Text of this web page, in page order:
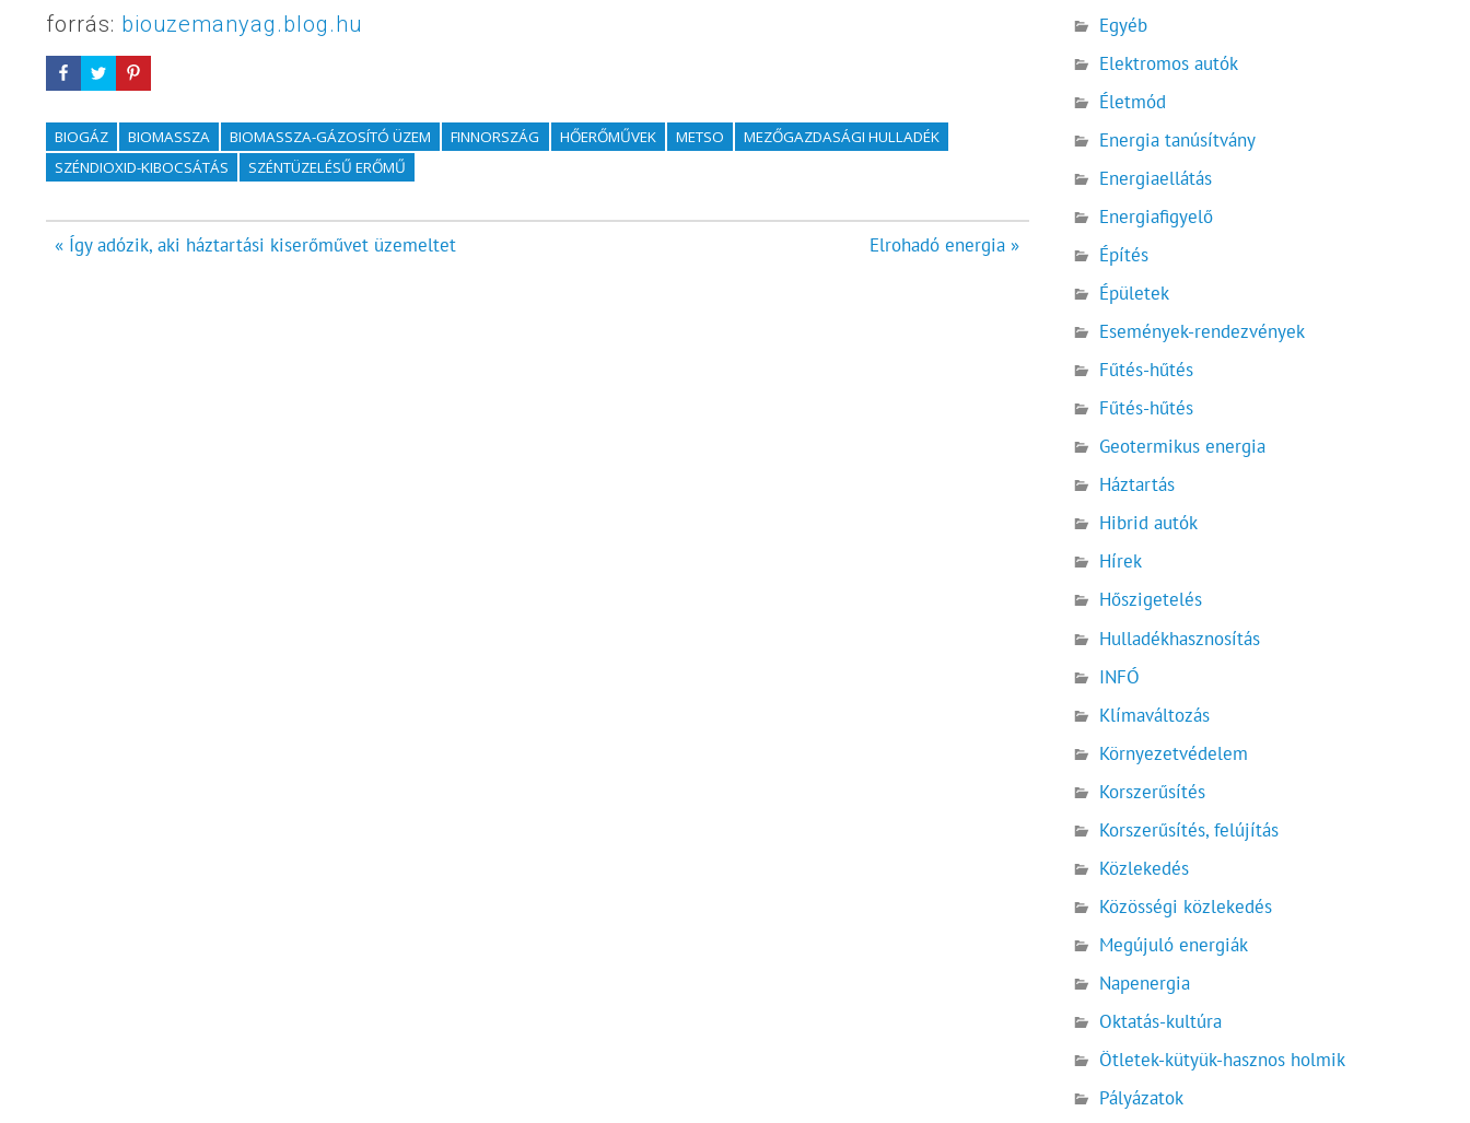
forrás: biouzemanyag.blog.hu
BIOGÁZ BIOMASSZA BIOMASSZA-GÁZOSÍTÓ ÜZEM FINNORSZÁG HŐERŐMŰVEK METSO
MEZŐGAZDASÁGI HULLADÉK
SZÉNDIOXID-KIBOCSÁTÁS
SZÉNTÜZELÉSŰ ERŐMŰ
Bejegyzés
« Így adózik, aki háztartási kiserőművet üzemeltet Elrohadó energia »
Egyéb
Elektromos autók
Életmód
Energia tanúsítvány
Energiaellátás
Energiafigyelő
Építés
Épületek
Események-rendezvények
Fűtés-hűtés
Fűtés-hűtés
Geotermikus energia
Háztartás
Hibrid autók
Hírek
Hőszigetelés
Hulladékhasznosítás
INFÓ
Klímaváltozás
Környezetvédelem
Korszerűsítés
Korszerűsítés, felújítás
Közlekedés
Közösségi közlekedés
Megújuló energiák
Napenergia
Oktatás-kultúra
Ötletek-kütyük-hasznos holmik
Pályázatok